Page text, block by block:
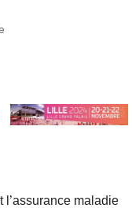
maladie